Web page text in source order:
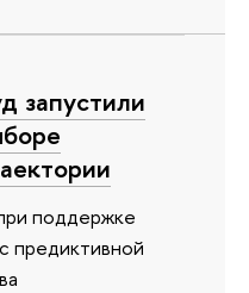
поддержке
предиктивной